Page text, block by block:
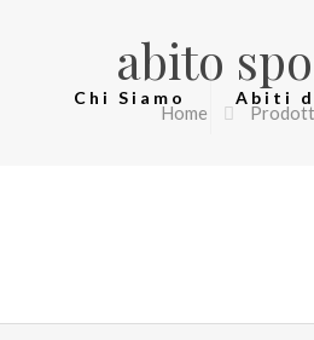
Chi Siamo Abiti
abito
Home